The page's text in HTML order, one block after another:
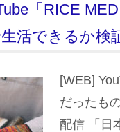
「RICE
活できるか検
[WEB]
だったも
配信 「日